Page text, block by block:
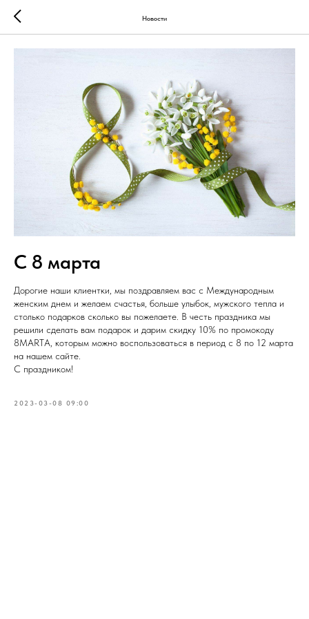
Новости
С 8 марта
Дорогие наши клиентки, мы поздравляем вас с Международным
женским днем и желаем счастья, больше улыбок, мужского тепла и
столько подарков сколько вы пожелаете. В честь праздника мы
решили сделать вам подарок и дарим скидку 10% по промокоду
8MARTA, которым можно воспользоваться в период с 8 по 12 марта
на нашем сайте.
С праздником!
2023-03-08 09:00